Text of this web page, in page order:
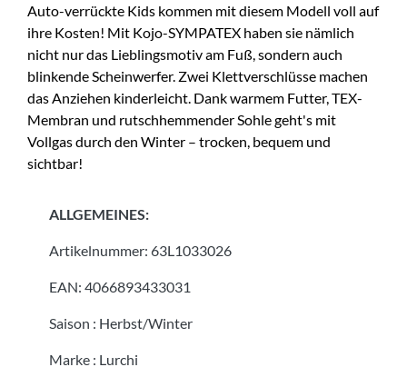
Auto-verrückte Kids kommen mit diesem Modell voll auf
ihre Kosten! Mit Kojo-SYMPATEX haben sie nämlich
nicht nur das Lieblingsmotiv am Fuß, sondern auch
blinkende Scheinwerfer. Zwei Klettverschlüsse machen
das Anziehen kinderleicht. Dank warmem Futter, TEX-
Membran und rutschhemmender Sohle geht's mit
Vollgas durch den Winter – trocken, bequem und
sichtbar!
ALLGEMEINES:
Artikelnummer: 63L1033026
EAN: 4066893433031
Saison : Herbst/Winter
Marke : Lurchi